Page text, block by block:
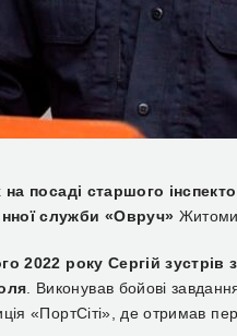
на посаді старшого
служби «Овруч»
2022 року Сергій зустрів
. Виконував бойові
«ПортСіті», де отримав